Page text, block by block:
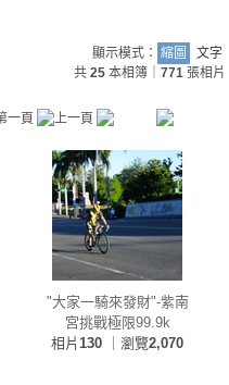
顯示模式： 縮圖
文字
共 25 本相簿｜ 771 張相片
"大家一騎來發財"-紫南
宮挑戰極限99.9k
相片 130 ｜瀏覽2,070